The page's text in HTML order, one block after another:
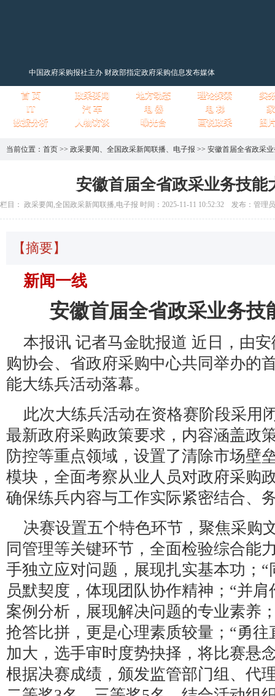
中国政府采购报社主办 财政部指定政府采购信息发布媒体
首 页 政采要闻 地方动态 理论探索
实
IT
汽 车 电 器 电 梯
数据分析
人物访谈 曝光台 画说政采 图
当前位置： 首页 >> 政采要闻 、 全国政采新闻联播、 电子报 >> 安徽首届全省政采
安徽首届全省政采业务技能
栏目： 政采要闻,全国政采新闻联播,电子报 时间：2025-11-11 10:52:32 发布：管理
【摘要】
新闻一线
安徽首届全省政采业务技
本报讯 记者马金眈报道 近日，由
购协会、省政府采购中心共同举办的
能大练兵活动落幕。
此次大练兵活动在资格赛阶段采用
最新政府采购政策要求，内容涵盖政
防控等重点领域，设置了清除市场壁
模块，全面考察从业人员对政府采购
确保练兵内容与工作实际紧密结合、
决赛设置五个特色环节，聚焦采购
同管理等关键环节，全面检验综合能
手独立应对问题，展现扎实基本功；
员默契度，体现团队协作精神；“并
案例分析，展现解决问题的专业素养
抢答比拼，更是心理素质较量；“勇
加大，选手审时度势抉择，将比赛悬
根据决赛成绩，颁发监管部门组、代